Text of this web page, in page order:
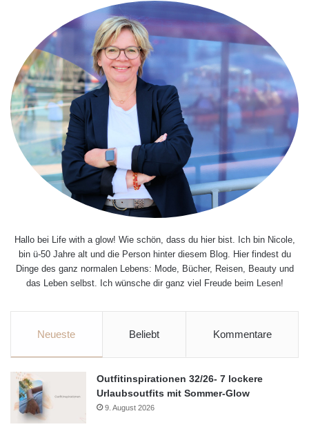
Hallo bei Life with a glow! Wie schön, dass du hier bist. Ich bin Nicole,
bin ü-50 Jahre alt und die Person hinter diesem Blog. Hier findest du
Dinge des ganz normalen Lebens: Mode, Bücher, Reisen, Beauty und
das Leben selbst. Ich wünsche dir ganz viel Freude beim Lesen!
Neueste Beliebt Kommentare
Outfitinspirationen 32/26- 7 lockere
Urlaubsoutfits mit Sommer-Glow
9. August 2026